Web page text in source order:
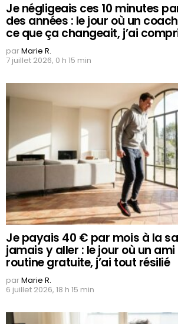
Je négligeais ces 10 minutes
des années : le jour où un
ce que ça changeait, j’ai
parMarie R.
7 juillet 2026, 0 h 15 min
Je payais 40 € par mois à la
jamais y aller : le jour où un
routine gratuite, j’ai tout résilié
parMarie R.
6 juillet 2026, 18 h 15 min